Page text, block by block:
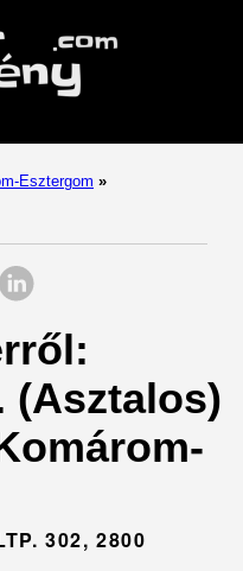
Esztergom »
(Asztalos)
302, 2800